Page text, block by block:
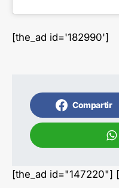
[the_ad id='182990']
Compartir
[the_ad id="147220"]